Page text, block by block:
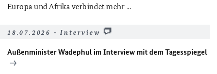
Europa und Afrika verbindet mehr ...
18.07.2026 - Interview
Außenminister Wadephul im Interview mit dem Tagesspiegel